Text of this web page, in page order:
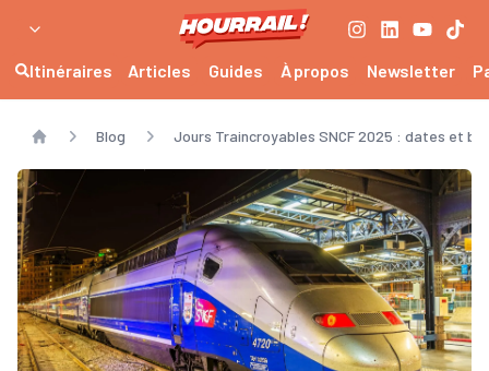
Itinéraires Articles Guides À propos Newsletter
Home
Blog Jours Traincroyables SNCF 2025 : dates et